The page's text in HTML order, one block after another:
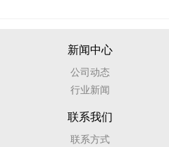
新闻中心
公司动态
行业新闻
联系我们
联系方式